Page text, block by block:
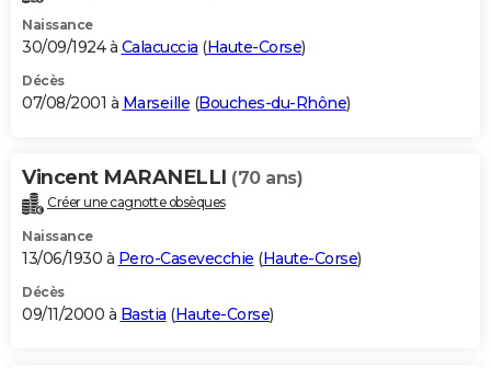
Naissance
30/09/1924 à Calacuccia (Haute-Corse)
Décès
07/08/2001 à Marseille (Bouches-du-Rhône)
Vincent MARANELLI (70 ans)
Créer une cagnotte obsèques
Naissance
13/06/1930 à Pero-Casevecchie (Haute-Corse)
Décès
09/11/2000 à Bastia (Haute-Corse)